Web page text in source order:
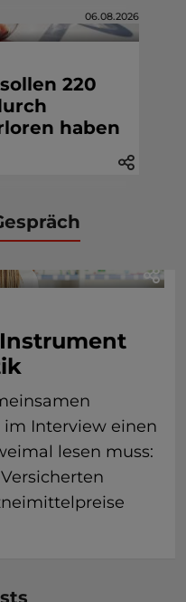
06.08.2026
220
haben
im Interview einen
lesen muss: